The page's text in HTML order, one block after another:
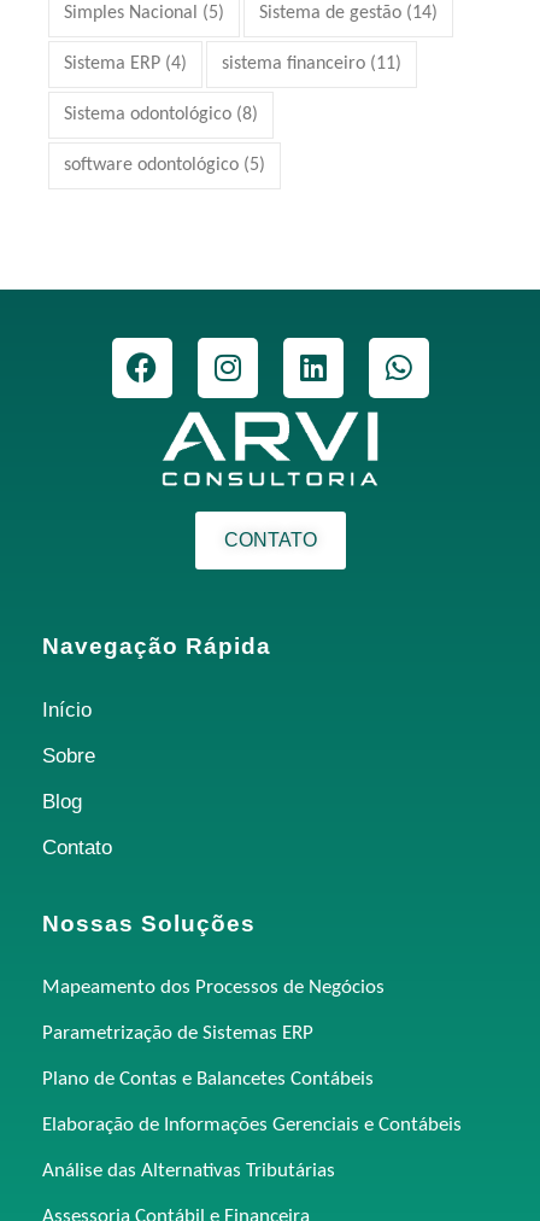
Simples Nacional (5) Sistema de gestão (14)
Sistema ERP (4) sistema financeiro (11)
Sistema odontológico (8)
software odontológico (5)
CONTATO
Navegação Rápida
Início
Sobre
Blog
Contato
Nossas Soluções
Mapeamento dos Processos de Negócios
Parametrização de Sistemas ERP
Plano de Contas e Balancetes Contábeis
Elaboração de Informações Gerenciais e Contábeis
Análise das Alternativas Tributárias